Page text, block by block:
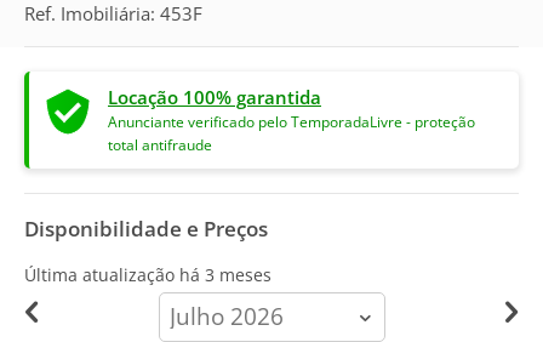
Ref. Imobiliária: 453F
Locação 100% garantida
Anunciante verificado pelo TemporadaLivre - proteção
total antifraude
Disponibilidade e Preços
Última atualização há 3 meses
calendar-
month